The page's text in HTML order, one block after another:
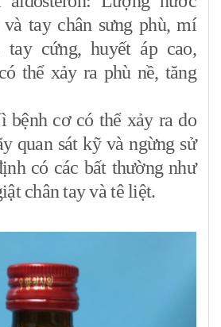
tay chân sưng phù, mí
tay cứng, huyết áp cao,
thể xảy ra phù nề, tăng
bệnh cơ có thể xảy ra do
quan sát kỹ và ngừng sử
có các bất thường như
chân tay và tê liệt.